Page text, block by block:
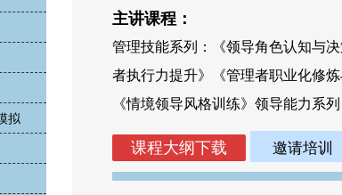
主讲课程：
管理技能系列：《领导角色认知与
者执行力提升》《管理者职业化修
《情境领导风格训练》领导能力系
邀请培训
拟